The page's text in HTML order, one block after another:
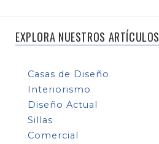
EXPLORA NUESTROS ARTÍCULOS
Casas de Diseño
Interiorismo
Diseño Actual
Sillas
Comercial